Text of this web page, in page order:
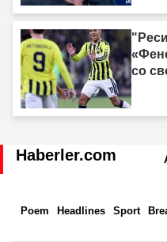
со
Haberler.com
Poem Headlines Sport